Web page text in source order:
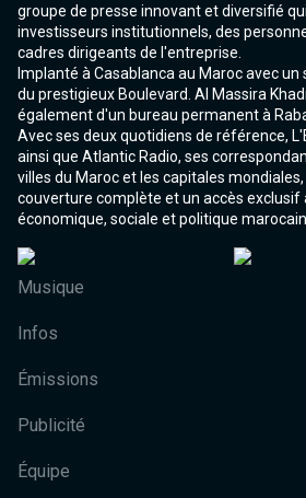
groupe de presse innovant et diversifié
investisseurs institutionnels, des
cadres dirigeants de l'entreprise.
Implanté à Casablanca au Maroc avec un
du prestigieux Boulevard. Al Massira
également d'un bureau permanent à
Avec ses deux quotidiens de référence,
ainsi que Atlantic Radio, ses
villes du Maroc et les capitales
couverture complète et un accès exclusif
économique, sociale et politique
Musique
Infos
Émissions
Publicité
Équipe